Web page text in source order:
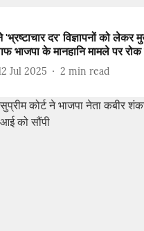
'भ्रष्टाचार दर' विज्ञापनों को लेकर
भाजपा के मानहानि मामले पर रोक
Jul 2025 2 min read